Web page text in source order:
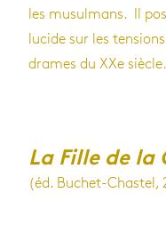
les musulmans. Il
lucide sur les
drames du XXe siècle.
La Fille de la
(éd. Buchet-Chastel,